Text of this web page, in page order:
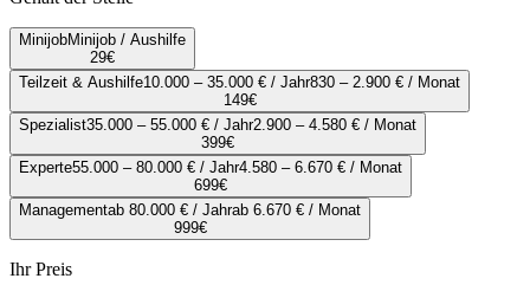
MinijobMinijob / Aushilfe
29€
Teilzeit & Aushilfe10.000 – 35.000 € / Jahr830 – 2.900 € / Monat
149€
Spezialist35.000 – 55.000 € / Jahr2.900 – 4.580 € / Monat
399€
Experte55.000 – 80.000 € / Jahr4.580 – 6.670 € / Monat
699€
Managementab 80.000 € / Jahrab 6.670 € / Monat
999€
Ihr Preis